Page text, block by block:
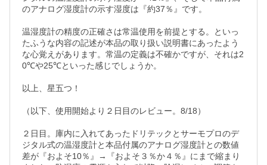
のアナログ湿度計の示す湿度は『約37％』です。
温湿度計の精度の正確さは常温使用を前提とする。といっ
たふうな内容の記述が本品の取り扱い説明書にあったよう
な心覚えがあります。常温の定義は不確かですが、それは2
0℃や25℃といった感じでしょうか。
以上、星五つ！
（以下、使用開始より２日目のレビュー。8/18）
２日目。庫内に入れてあったドリテックとサーモプロのデ
ジタル式の温湿度計と本品付属のアナログ湿度計との数値
差が『およそ10％』→『およそ３％か４％』にまで縮まり